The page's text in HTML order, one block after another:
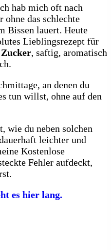
hab mich oft nach
ohne das schlechte
Bissen lauert. Heute
Lieblingsrezept für
, saftig, aromatisch
an denen du
tun willst, ohne auf den
wie du neben solchen
leichter und
Kostenlose
Fehler aufdeckt,
es hier lang.